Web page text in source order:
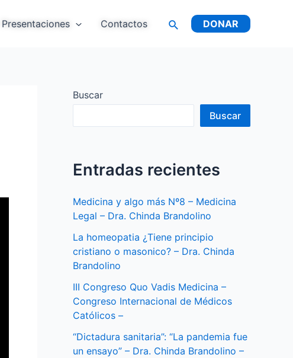
Presentaciones Contactos DONAR
Buscar
Buscar
Entradas recientes
Medicina y algo más Nº8 – Medicina
Legal – Dra. Chinda Brandolino
La homeopatia ¿Tiene principio
cristiano o masonico? – Dra. Chinda
Brandolino
III Congreso Quo Vadis Medicina –
Congreso Internacional de Médicos
Católicos –
“Dictadura sanitaria”: “La pandemia fue
un ensayo” – Dra. Chinda Brandolino –